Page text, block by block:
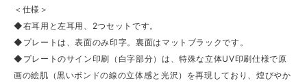
＜仕様＞
◆右耳用と左耳用、2つセットです。
◆プレートは、表面のみ印字。裏面はマットブラックです。
◆プレートのサイン印刷（白字部分）は、特殊な立体UV印刷仕様で原
画の絵肌（黒いボンドの線の立体感と光沢）を再現しており、煌びやか